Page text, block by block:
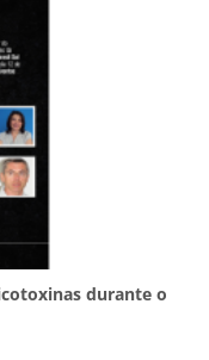
durante o